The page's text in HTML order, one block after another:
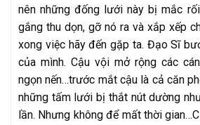
nên những đống lưới này bị mắc
gắng thu dọn, gỡ nó ra và xắp xếp
xong việc hãy đến gặp ta. Đạo Sĩ
của mình. Cậu vội mở rộng các
ngọn nến…trước mắt cậu là cả căn
những tấm lưới bị thắt nút dường
lần. Nhưng không để mất thời